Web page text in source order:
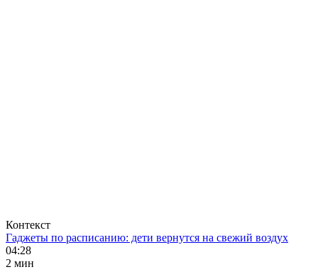
Контекст
Гаджеты по расписанию: дети вернутся на свежий воздух
04:28
2 мин